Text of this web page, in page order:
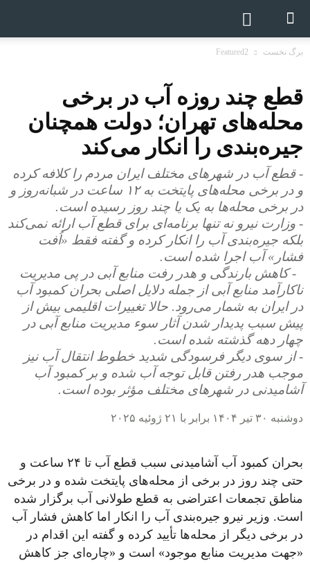
برگ نخست Featured2
قطع چند روزه آب در برخی
محله‌های تهران؛ دولت همچنان
جیره‌بندی را انکار می‌کند
- قطع آب در شهرهای مختلف ایران مردم را کلافه کرده
و در برخی محله‌های پایتخت به ۱۲ ساعت در شبانه‌روز و
در برخی محله‌ها به یک یا چند روز رسیده است.
- وزارت نیرو نه تنها برنامه‌ای برای قطع آب ارائه نمی‌کند
بلکه جیره‌بندی آب را انکار کرده و گفته فقط «اُفت
فشار» آب اجرا شده است.
- کاهش بارندگی و هدر رفت منابع آبی در پی مدیریت
ناکارآمد منابع آبی از جمله دلایل اصلی بحران کمبود آب
در ایران به شمار می‌رود. حالا تغییرات اقلیمی بیش از
پیش سبب پدیدار شدن آثار سوء مدیریت منابع آبی در
چهار دهه گذشته شده است.
- از سوی دیگر فرسودگی شدید خطوط انتقال آب نیز
موجب هدر رفتن قابل توجه آب شده و بر کمبود آب
آشامیدنی در شهرهای مختلف مؤثر بوده است.
دوشنبه ۳۰ تیر ۱۴۰۴ برابر با ۲۱ ژوئیه ۲۰۲۵
بحران کمبود آب آشامیدنی سبب قطع آب تا ۲۴ ساعت و
حتی چند روز در برخی از محله‌های پایتخت شده و در برخی
مناطق تجمعات اعتراضی به قطع طولانی آب برگزار شده
است. وزیر نیرو جیره‌بندی آب را انکار اما کاهش فشار آب
در برخی دیگر از محله‌ها تأیید کرده و گفته این اقدام در
«جهت مدیریت منابع موجود» است و «چاره‌ای جز کاهش